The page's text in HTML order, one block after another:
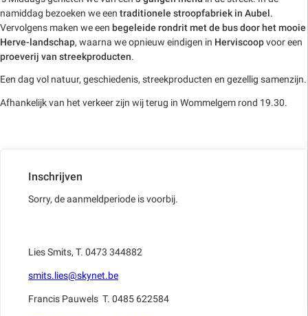
namiddag bezoeken we een traditionele stroopfabriek in Aubel.
Vervolgens maken we een begeleide rondrit met de bus door het mooie
Herve-landschap, waarna we opnieuw eindigen in Herviscoopvoor een
proeverij van streekproducten.
Een dag vol natuur, geschiedenis, streekproducten en gezellig samenzijn.
Afhankelijk van het verkeer zijn wij terug in Wommelgem rond 19.30.
Inschrijven
Sorry, de aanmeldperiode is voorbij.
Lies Smits, T. 0473 344882
smits.lies@skynet.be
Francis Pauwels T. 0485 622584